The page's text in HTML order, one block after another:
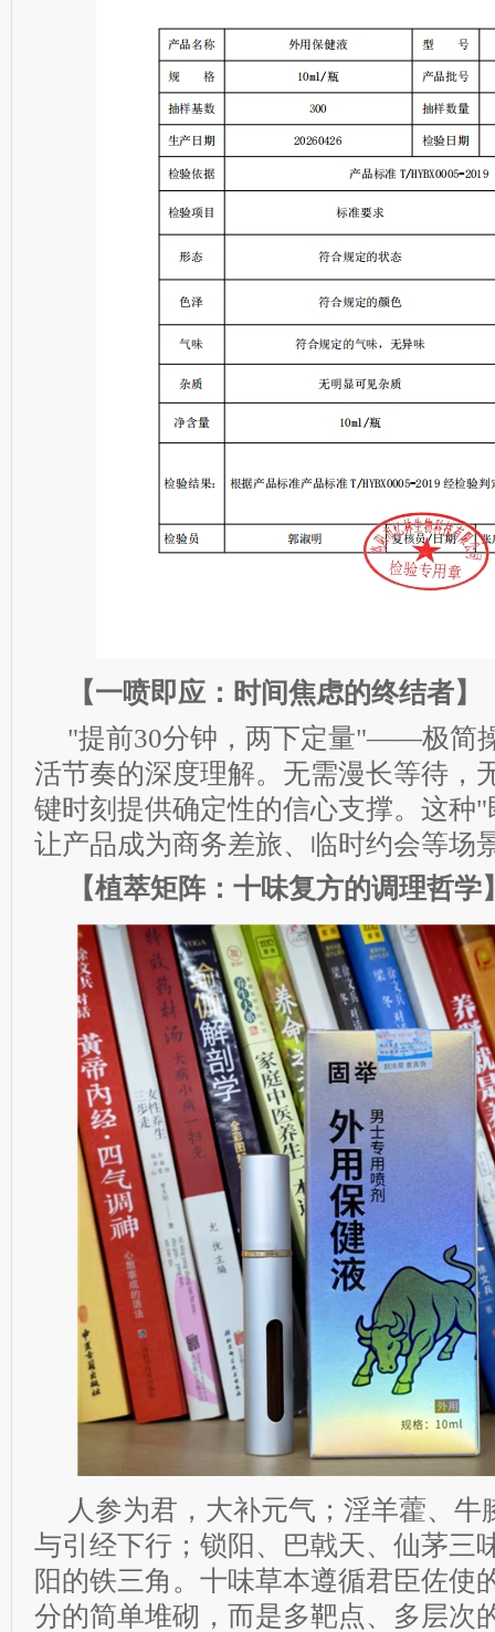
【一喷即应：时间焦虑的终结者】
"提前30分钟，两下定量"——极简
活节奏的深度理解。无需漫长等待，
键时刻提供确定性的信心支撑。这种
让产品成为商务差旅、临时约会等场
【植萃矩阵：十味复方的调理哲学
人参为君，大补元气；淫羊藿、牛
与引经下行；锁阳、巴戟天、仙茅三
阳的铁三角。十味草本遵循君臣佐使
分的简单堆砌，而是多靶点、多层次